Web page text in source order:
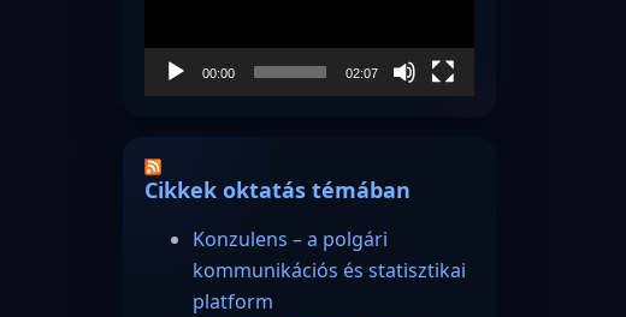
00:00 02:07
Cikkek oktatás témában
Konzulens – a polgári
kommunikációs és statisztikai
platform